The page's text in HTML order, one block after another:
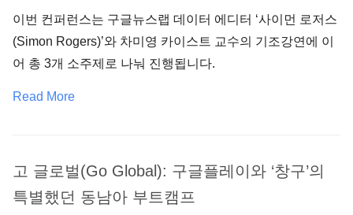
이번 컨퍼런스는 구글뉴스랩 데이터 에디터 ‘사이먼 로저스
(Simon Rogers)’와 차미영 카이스트 교수의 기조강연에 이
어 총 3개 소주제로 나눠 진행됩니다.
Read More
고 글로벌(Go Global): 구글플레이와 ‘창구’의
특별했던 동남아 부트캠프